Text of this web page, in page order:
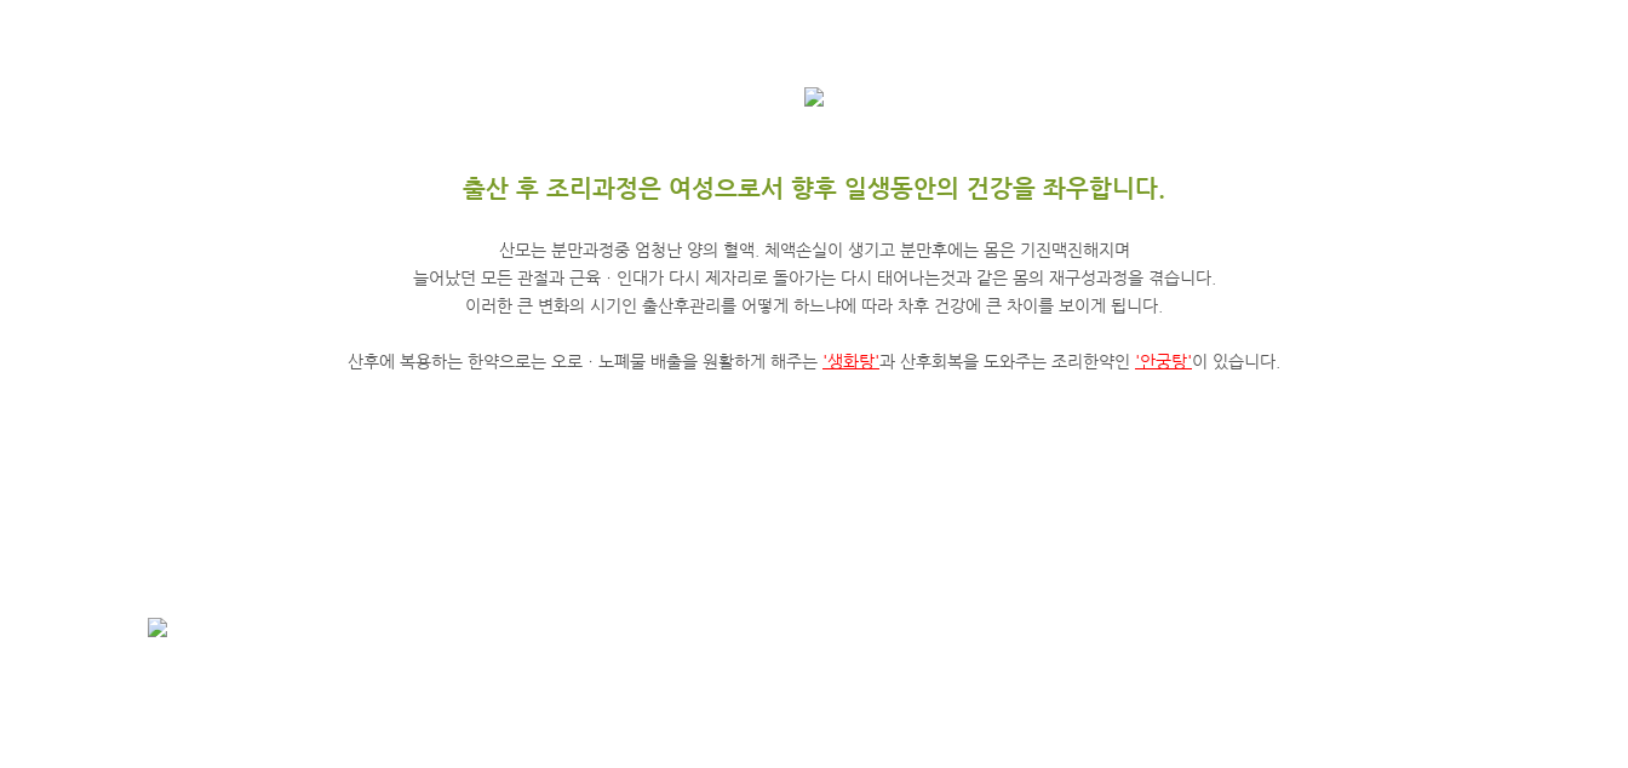
출산 후 조리과정은 여성으로서 향후 일생동안의 건강을 좌우합니다.
산모는 분만과정중 엄청난 양의 혈액. 체액손실이 생기고 분만후에는 몸은 기진맥진해지며
늘어났던 모든 관절과 근육ㆍ인대가 다시 제자리로 돌아가는 다시 태어나는것과 같은 몸의 재구성과정을 겪습니다.
이러한 큰 변화의 시기인 출산후관리를 어떻게 하느냐에 따라 차후 건강에 큰 차이를 보이게 됩니다.
산후에 복용하는 한약으로는 오로ㆍ노폐물 배출을 원활하게 해주는 '생화탕'과 산후회복을 도와주는 조리한약인 '안궁탕'이 있습니다.